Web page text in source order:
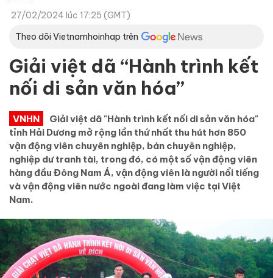
27/02/2024 lúc 17:25 (GMT)
Theo dõi Vietnamhoinhap trên
Giải việt dã “Hành trình kết
nối di sản văn hóa”
VNHN
Giải việt dã "Hành trình kết nối di sản văn hóa"
tỉnh Hải Dương mở rộng lần thứ nhất thu hút hơn 850
vận động viên chuyên nghiệp, bán chuyên nghiệp,
nghiệp dư tranh tài, trong đó, có một số vận động viên
hàng đầu Đông Nam Á, vận động viên là người nổi tiếng
và vận động viên nước ngoài đang làm việc tại Việt
Nam.